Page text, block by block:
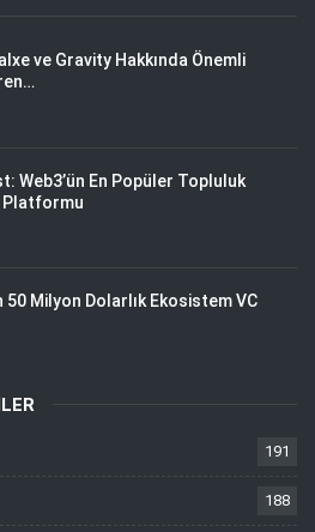
ve Gravity Hakkında Önemli
Web3’ün En Popüler Topluluk
Platformu
50 Milyon Dolarlık Ekosistem VC
191
188